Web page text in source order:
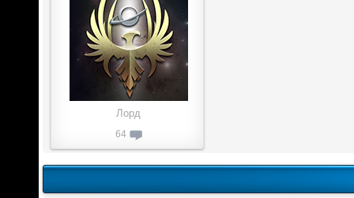
Лорд
64